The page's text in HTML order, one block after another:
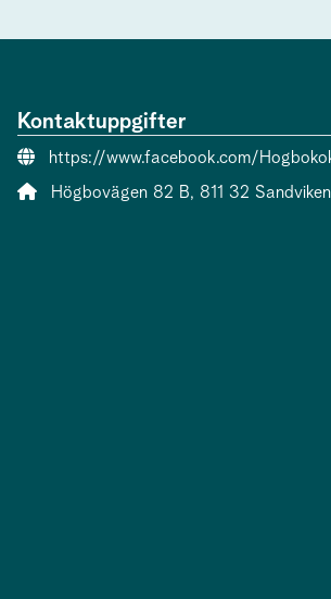
Kontaktuppgifter
Webbsida:
https://www.facebook.com/
Adress:
Högbovägen 82 B, 811 32 Sandviken